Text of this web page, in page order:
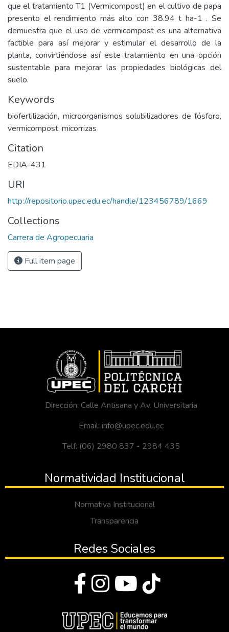
que el tratamiento T1 (Vermicompost) en el cultivo de papa
presento el rendimiento más alto con 38.94 t ha-1 . Se
demuestra que el uso de vermicompost es una alternativa
factible para así mejorar y estimular el desarrollo de la
planta, convirtiéndose así este tratamiento en una opción
sustentable para mejorar las propiedades biológicas del
suelo.
Keywords
biofertilización, microorganismos solubilizadores de fósforo,
vermicompost, micorrizas
Citation
EDIA-431
URI
http://repositorio.upec.edu.ec/handle/123456789/1669
Collections
Carrera de Agropecuaria
Full item page
Dirección: Calle Antisana y Av. Universitaria
Email: info@upec.edu.ec
Telf: (06) 2980 837 - 2984 435
Normatividad Institucional
Normativa Institucional
Transparencia
Redes Sociales